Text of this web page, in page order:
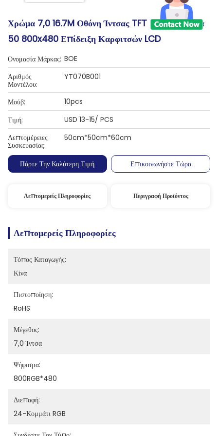
Χρώμα 7,0 16.7M Οθόνη Ίντσας TFT LCD, Ψήφισμα
50 800x480 Επίδειξη Καρφιτσών LCD
Ονομασία Μάρκας: BOE
Αριθμός
Μοντέλου:
YT070B001
Μούβ:
10pcs
Τιμή:
USD 13-15/ PCS
Λεπτομέρειες
Συσκευασίας:
50cm*50cm*60cm
Πάρτε Την Καλύτερη Τιμή Επικοινωνήστε Τώρα
Λεπτομερείς Πληροφορίες Περιγραφή Προϊόντος
Λεπτομερείς Πληροφορίες
Τόπος Καταγωγής:
Κίνα
Πιστοποίηση:
RoHS
Μέγεθος:
7,0 Ίντσα
Ψήφισμα:
800RGB*480
Διεπαφή:
24-Κομμάτι RGB